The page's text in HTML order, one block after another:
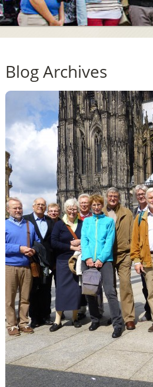
Blog Archives